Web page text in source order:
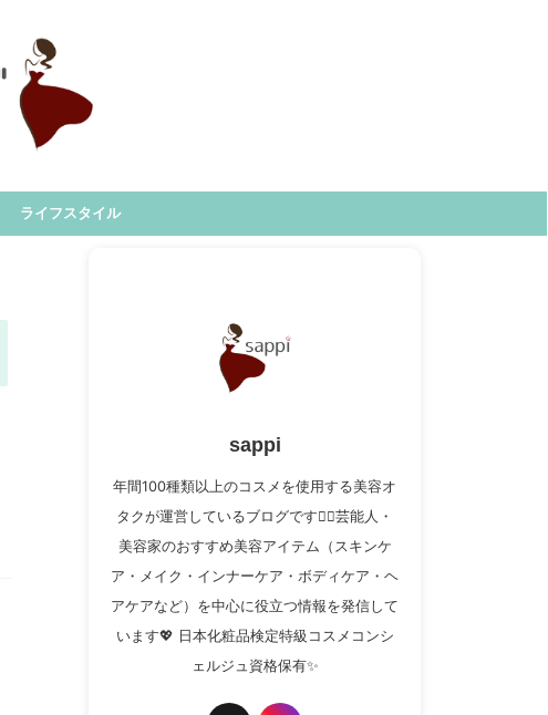
ライフスタイル
sappi
年間100種類以上のコスメを使用する美容オ
タクが運営しているブログです✍🏻芸能人・
美容家のおすすめ美容アイテム（スキンケ
ア・メイク・インナーケア・ボディケア・ヘ
アケアなど）を中心に役立つ情報を発信して
います💖 日本化粧品検定特級コスメコンシ
ェルジュ資格保有✨️